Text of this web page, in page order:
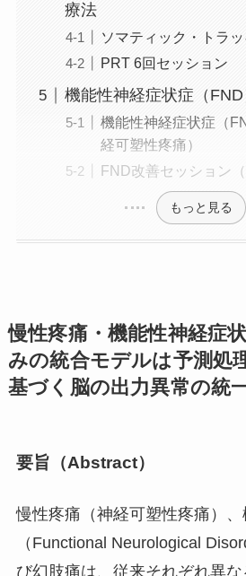
療法
ソマティック・トラ
PRT 6回セッション
機能性神経症状症（
機能性神経症状症（
経可塑性疼痛）
FND改善セッション（
もっと見る
慢性疼痛・機能性神経症
みの統合モデルは予測処
基づく脳の出力異常の統
要旨（Abstract）
慢性疼痛（神経可塑性疼痛）
（Functional Neurological
び幻肢痛は、従来それぞれ異